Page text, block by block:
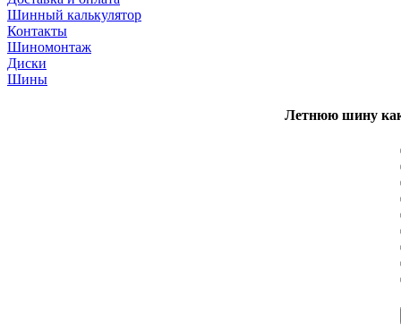
Шинный калькулятор
Контакты
Шиномонтаж
Диски
Шины
Летнюю шину